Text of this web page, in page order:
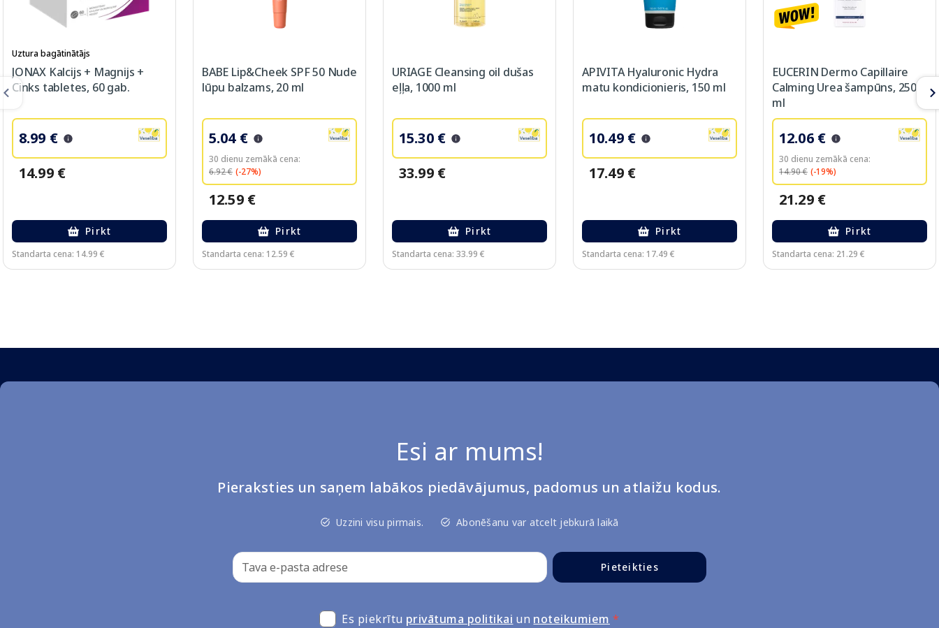
Uztura bagātinātājs
JONAX Kalcijs + Magnijs +
Cinks tabletes, 60 gab.
8.99 €
14.99 €
Pirkt
Standarta cena: 14.99 €
BABE Lip&Cheek SPF 50 Nude
lūpu balzams, 20 ml
5.04 €
30 dienu zemākā cena:
6.92 € (-27%)
12.59 €
Pirkt
Standarta cena: 12.59 €
URIAGE Cleansing oil dušas
eļļa, 1000 ml
15.30 €
33.99 €
Pirkt
Standarta cena: 33.99 €
APIVITA Hyaluronic Hydra
matu kondicionieris, 150 ml
10.49 €
17.49 €
Pirkt
Standarta cena: 17.49 €
EUCERIN Dermo Capillaire
Calming Urea šampūns, 250
ml
12.06 €
30 dienu zemākā cena:
14.90 € (-19%)
21.29 €
Pirkt
Standarta cena: 21.29 €
Esi ar mums!
Pieraksties un saņem labākos piedāvājumus, padomus un atlaižu kodus.
Uzzini visu pirmais. Abonēšanu var atcelt jebkurā laikā
Pieteikties
Es piekrītu privātuma politikai un noteikumiem *